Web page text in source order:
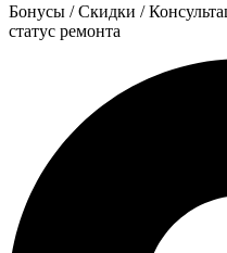
Бонусы / Скидки /
статус ремонта